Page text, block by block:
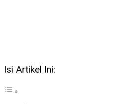
Isi Artikel Ini: